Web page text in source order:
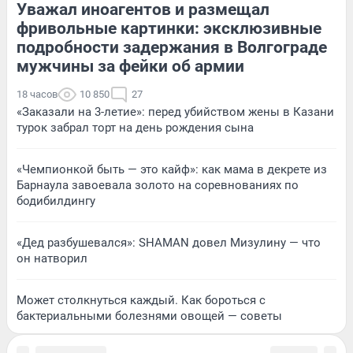
Уважал иноагентов и размещал
фривольные картинки: эксклюзивные
подробности задержания в Волгограде
мужчины за фейки об армии
18 часов 10 850 27
«Заказали на 3-летие»: перед убийством жены в Казани
турок забрал торт на день рождения сына
«Чемпионкой быть — это кайф»: как мама в декрете из
Барнаула завоевала золото на соревнованиях по
бодибилдингу
«Дед разбушевался»: SHAMAN довел Мизулину — что
он натворил
Может столкнуться каждый. Как бороться с
бактериальными болезнями овощей — советы